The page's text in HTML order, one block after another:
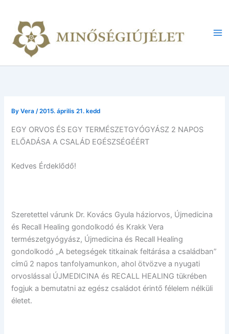
content
ByVera/2015. április 21. kedd
EGY ORVOS ÉS EGY TERMÉSZETGYÓGYÁSZ 2 NAPOS
ELŐADÁSA A CSALÁD EGÉSZSÉGÉÉRT
Kedves Érdeklődő!
Szeretettel várunk Dr. Kovács Gyula háziorvos, Újmedicina
és Recall Healing gondolkodó és Krakk Vera
természetgyógyász, Újmedicina és Recall Healing
gondolkodó „A betegségek titkainak feltárása a családban”
című 2 napos tanfolyamunkon, ahol ötvözve a nyugati
orvoslással ÚJMEDICINA és RECALL HEALING tükrében
fogjuk a bemutatni az egész családot érintő félelem nélküli
életet.